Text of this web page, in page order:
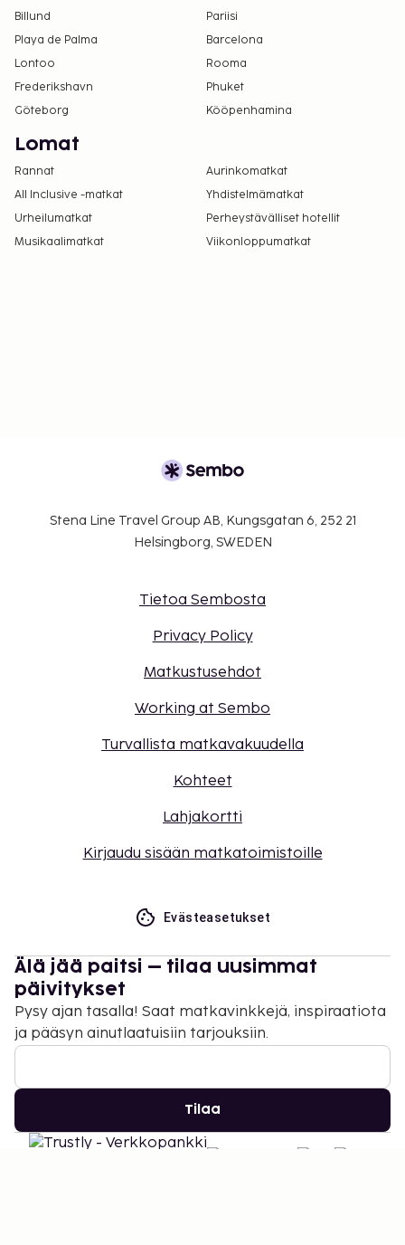
Billund
Pariisi
Playa de Palma
Barcelona
Lontoo
Rooma
Frederikshavn
Phuket
Göteborg
Kööpenhamina
Lomat
Rannat
Aurinkomatkat
All Inclusive -matkat
Yhdistelmämatkat
Urheilumatkat
Perheystävälliset hotellit
Musikaalimatkat
Viikonloppumatkat
Stena Line Travel Group AB, Kungsgatan 6, 252 21
Helsingborg, SWEDEN
Tietoa Sembosta
Privacy Policy
Matkustusehdot
Working at Sembo
Turvallista matkavakuudella
Kohteet
Lahjakortti
Kirjaudu sisään matkatoimistoille
Evästeasetukset
Älä jää paitsi – tilaa uusimmat
päivitykset
Pysy ajan tasalla! Saat matkavinkkejä, inspiraatiota
ja pääsyn ainutlaatuisiin tarjouksiin.
Tilaa